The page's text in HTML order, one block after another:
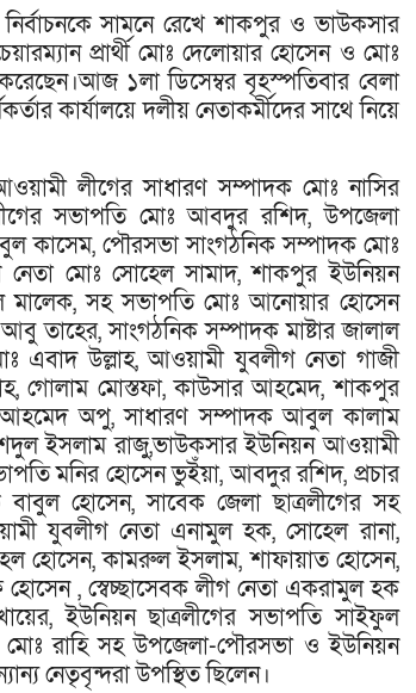
সামনে রেখে শাকপুর ও ভাউকসার
প্রার্থী মোঃ দেলোয়ার হোসেন ও মোঃ
১লা ডিসেম্বর বৃহস্পতিবার বেলা
কার্যালয়ে দলীয় নেতাকর্মীদের সাথে নিয়ে
লীগের সাধারণ সম্পাদক মোঃ নাসির
সভাপতি মোঃ আবদুর রশিদ, উপজেলা
কাসেম, পৌরসভা সাংগঠনিক সম্পাদক মোঃ
মোঃ সোহেল সামাদ, শাকপুর ইউনিয়ন
সহ সভাপতি মোঃ আনোয়ার হোসেন
তাহের, সাংগঠনিক সম্পাদক মাষ্টার জালাল
এবাদ উল্লাহ, আওয়ামী যুবলীগ নেতা গাজী
গোলাম মোস্তফা, কাউসার আহমেদ, শাকপুর
আহমেদ অপু, সাধারণ সম্পাদক আবুল কালাম
ইসলাম রাজু,ভাউকসার ইউনিয়ন আওয়ামী
মনির হোসেন ভুইঁয়া, আবদুর রশিদ, প্রচার
হোসেন, সাবেক জেলা ছাত্রলীগের সহ
যুবলীগ নেতা এনামুল হক, সোহেল রানা,
হোসেন, কামরুল ইসলাম, শাফায়াত হোসেন,
, স্বেচ্ছাসেবক লীগ নেতা একরামুল হক
ইউনিয়ন ছাত্রলীগের সভাপতি সাইফুল
মোঃ রাহি সহ উপজেলা-পৌরসভা ও ইউনিয়ন
নেতৃবৃন্দরা উপস্থিত ছিলেন।